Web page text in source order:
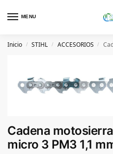
MENU
Inicio / STIHL / ACCESORIOS /
Cadena
micro 3 PM3 1,1